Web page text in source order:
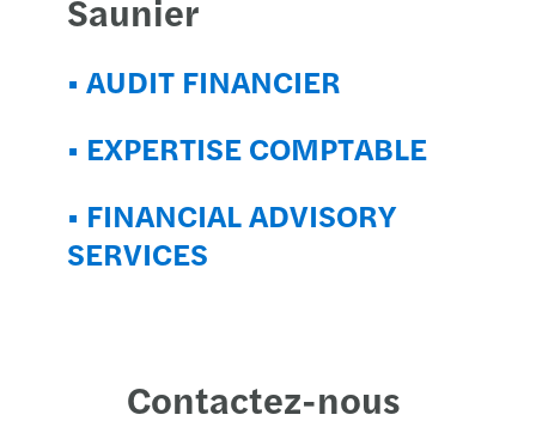
Saunier
• AUDIT FINANCIER
• EXPERTISE COMPTABLE
• FINANCIAL ADVISORY
SERVICES
Contactez-nous